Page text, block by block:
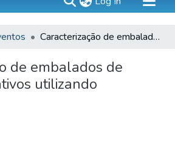
Caracterização de embalados de rejeitos radioativos utilizando Microshield
de embalados de
utilizando